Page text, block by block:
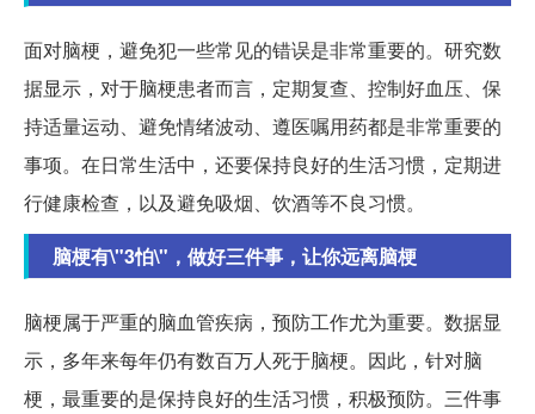
面对脑梗，避免犯一些常见的错误是非常重要的。研究数
据显示，对于脑梗患者而言，定期复查、控制好血压、保
持适量运动、避免情绪波动、遵医嘱用药都是非常重要的
事项。在日常生活中，还要保持良好的生活习惯，定期进
行健康检查，以及避免吸烟、饮酒等不良习惯。
脑梗有\"3怕\"，做好三件事，让你远离脑梗
脑梗属于严重的脑血管疾病，预防工作尤为重要。数据显
示，多年来每年仍有数百万人死于脑梗。因此，针对脑
梗，最重要的是保持良好的生活习惯，积极预防。三件事